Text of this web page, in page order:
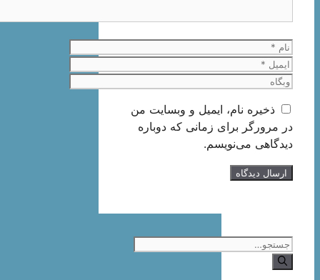
نام
ایمیل
وبگاه
ذخیره نام، ایمیل و وبسایت من
در مرورگر برای زمانی که دوباره
دیدگاهی می‌نویسم.
جستجوی